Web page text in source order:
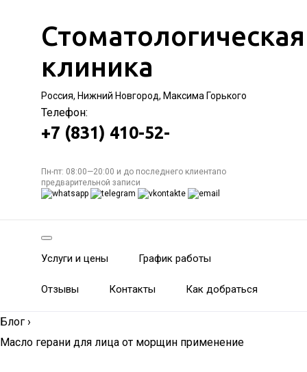
Стоматологическая
клиника
Россия, Нижний Новгород, Максима Горького
Телефон:
+7 (831) 410-52-
Пн-пт: 08:00—20:00 и до последнего клиентапо
предварительной записи
Услуги и цены График работы
Отзывы Контакты Как добраться
Блог ›
Масло герани для лица от морщин применение